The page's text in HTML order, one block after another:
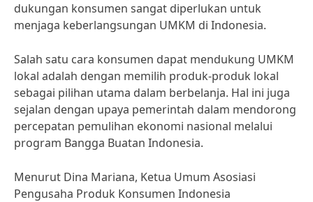
dukungan konsumen sangat diperlukan untuk
menjaga keberlangsungan UMKM di Indonesia.
Salah satu cara konsumen dapat mendukung UMKM
lokal adalah dengan memilih produk-produk lokal
sebagai pilihan utama dalam berbelanja. Hal ini juga
sejalan dengan upaya pemerintah dalam mendorong
percepatan pemulihan ekonomi nasional melalui
program Bangga Buatan Indonesia.
Menurut Dina Mariana, Ketua Umum Asosiasi
Pengusaha Produk Konsumen Indonesia